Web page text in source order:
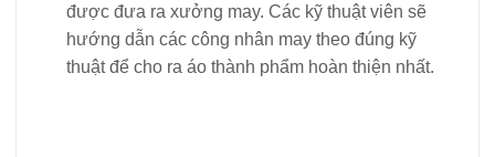
được đưa ra xưởng may. Các kỹ thuật viên sẽ
hướng dẫn các công nhân may theo đúng kỹ
thuật để cho ra áo thành phẩm hoàn thiện nhất.